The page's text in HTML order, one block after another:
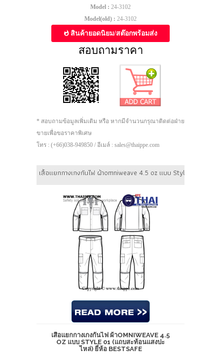
Model : 24-3102
Model(old) : 24-3102
สินค้ายอดนิยม/สต๊อกพร้อมส่ง
สอบถามราคา
* สอบถามข้อมูลเพิ่มเติม หรือ หากมีจำนวนกรุณาติดต่อฝ่าย
ขายเพื่อขอราคาพิเศษ
โทร : (+66)038-949850 / อีเมล์ : sales@thaippe.com
เสื้อแยกกางเกงกันไฟ ผ้าomniweave 4.5 oz แบบ Style 01 (แถบ
เสื้อแยกกางเกงกันไฟ ผ้าOMNIWEAVE 4.5
OZ แบบ STYLE 01 (แถบสะท้อนแสงปะ
ไหล่) ยี่ห้อ BESTSAFE